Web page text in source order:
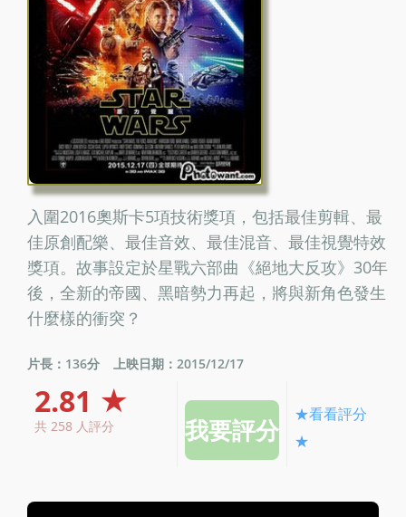
入圍2016奧斯卡5項技術獎項，包括最佳剪輯、最
佳原創配樂、最佳音效、最佳混音、最佳視覺特效
獎項。故事設定於星戰六部曲《絕地大反攻》30年
後，全新的帝國、黑暗勢力再起，將與新角色發生
什麼樣的衝突？
片長：136分 上映日期：2015/12/17
2.81 ★
共 258 人評分
★看看評分
★